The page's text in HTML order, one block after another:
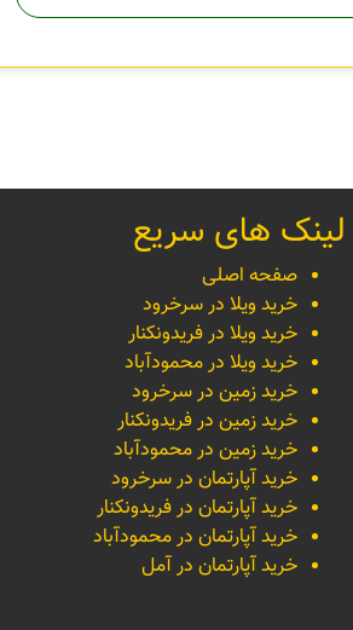
لینک های سریع
صفحه اصلی
خرید ویلا در سرخرود
خرید ویلا در فریدونکنار
خرید ویلا در محمودآباد
خرید زمین در سرخرود
خرید زمین در فریدونکنار
خرید زمین در محمودآباد
خرید آپارتمان در سرخرود
خرید آپارتمان در فریدونکنار
خرید آپارتمان در محمودآباد
خرید آپارتمان در آمل